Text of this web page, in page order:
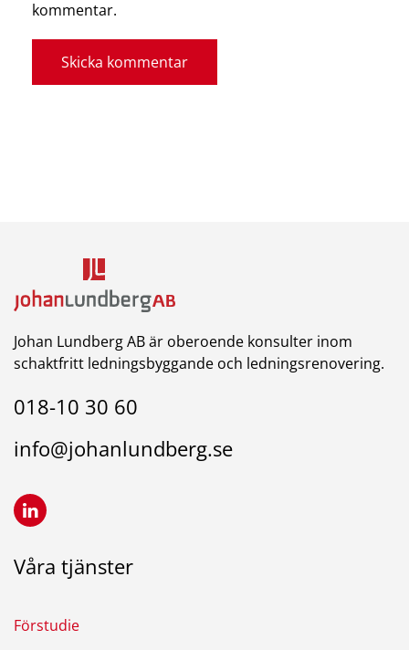
kommentar.
Skicka kommentar
Johan Lundberg AB är oberoende konsulter inom
schaktfritt ledningsbyggande och ledningsrenovering.
018-10 30 60
info@johanlundberg.se
Våra tjänster
Förstudie